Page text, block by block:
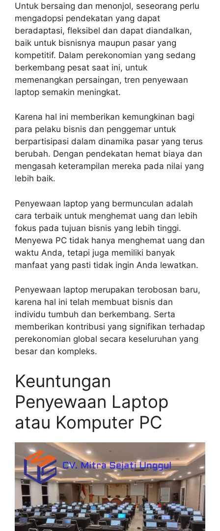
Untuk bersaing dan menonjol, seseorang perlu
mengadopsi pendekatan yang dapat
beradaptasi, fleksibel dan dapat diandalkan,
baik untuk bisnisnya maupun pasar yang
kompetitif. Dalam perekonomian yang sedang
berkembang pesat saat ini, untuk
memenangkan persaingan, tren penyewaan
laptop semakin meningkat.
Karena hal ini memberikan kemungkinan bagi
para pelaku bisnis dan penggemar untuk
berpartisipasi dalam dinamika pasar yang terus
berubah. Dengan pendekatan hemat biaya dan
mengasah keterampilan mereka pada nilai yang
lebih baik.
Penyewaan laptop yang bermunculan adalah
cara terbaik untuk menghemat uang dan lebih
fokus pada tujuan bisnis yang lebih tinggi.
Menyewa PC tidak hanya menghemat uang dan
waktu Anda, tetapi juga memiliki banyak
manfaat yang pasti tidak ingin Anda lewatkan.
Penyewaan laptop merupakan terobosan baru,
karena hal ini telah membuat bisnis dan
individu tumbuh dan berkembang. Serta
memberikan kontribusi yang signifikan terhadap
perekonomian global secara keseluruhan yang
besar dan kompleks.
Keuntungan
Penyewaan Laptop
atau Komputer PC